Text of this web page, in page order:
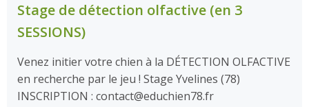
Stage de détection olfactive (en 3
SESSIONS)
Venez initier votre chien à la DÉTECTION OLFACTIVE
en recherche par le jeu ! Stage Yvelines (78)
INSCRIPTION : contact@educhien78.fr